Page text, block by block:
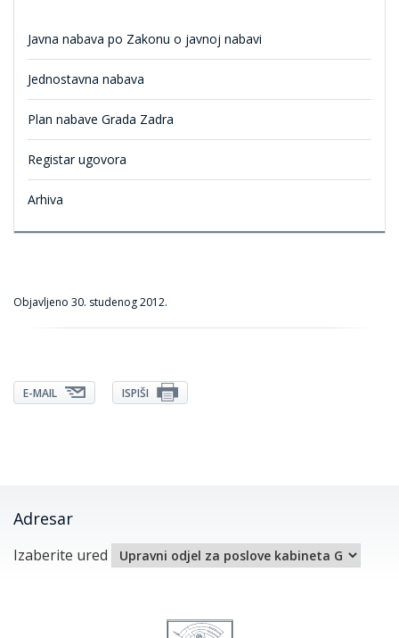
Javna nabava po Zakonu o javnoj nabavi
Jednostavna nabava
Plan nabave Grada Zadra
Registar ugovora
Arhiva
Objavljeno 30. studenog 2012.
E-MAIL ISPIŠI
Adresar
Izaberite ured